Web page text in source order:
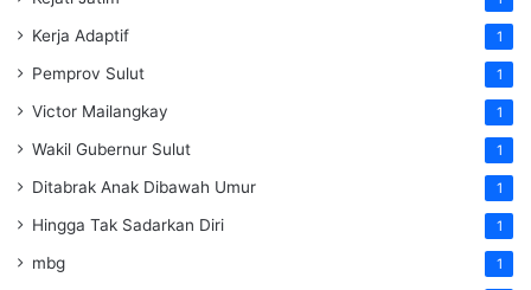
Kerja Adaptif 1
Pemprov Sulut 1
Victor Mailangkay 1
Wakil Gubernur Sulut 1
Ditabrak Anak Dibawah Umur 1
Hingga Tak Sadarkan Diri 1
mbg 1